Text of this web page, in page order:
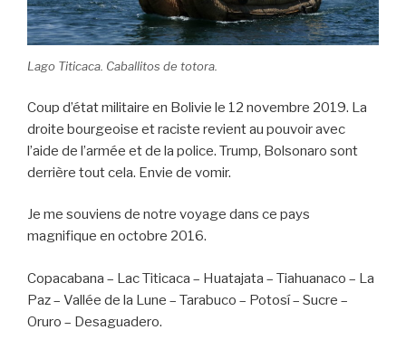
Lago Titicaca. Caballitos de totora.
Coup d’état militaire en Bolivie le 12 novembre 2019. La
droite bourgeoise et raciste revient au pouvoir avec
l’aide de l’armée et de la police. Trump, Bolsonaro sont
derrière tout cela. Envie de vomir.
Je me souviens de notre voyage dans ce pays
magnifique en octobre 2016.
Copacabana – Lac Titicaca – Huatajata – Tiahuanaco – La
Paz – Vallée de la Lune – Tarabuco – Potosí – Sucre –
Oruro – Desaguadero.